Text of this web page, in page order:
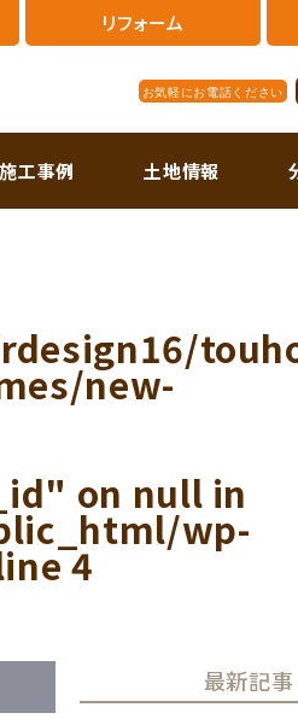
リフォーム
お気軽にお電話ください
施工事例 土地情報
new-
on null in
wp-
4
最新記事